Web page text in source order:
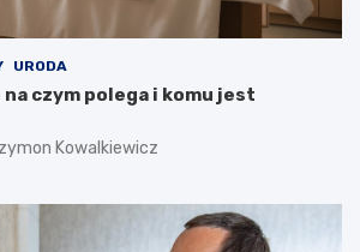
URODA
na czym polega i komu jest
Kowalkiewicz